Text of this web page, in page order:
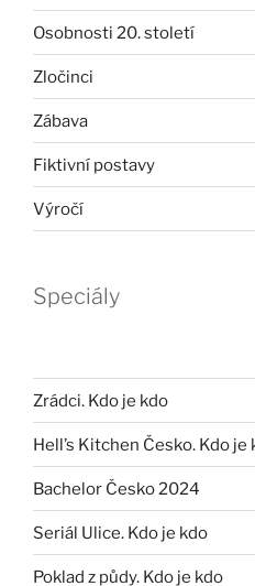
Osobnosti 20. století
Zločinci
Zábava
Fiktivní postavy
Výročí
Speciály
Zrádci. Kdo je kdo
Hell’s Kitchen Česko. Kdo je
Bachelor Česko 2024
Seriál Ulice. Kdo je kdo
Poklad z půdy. Kdo je kdo